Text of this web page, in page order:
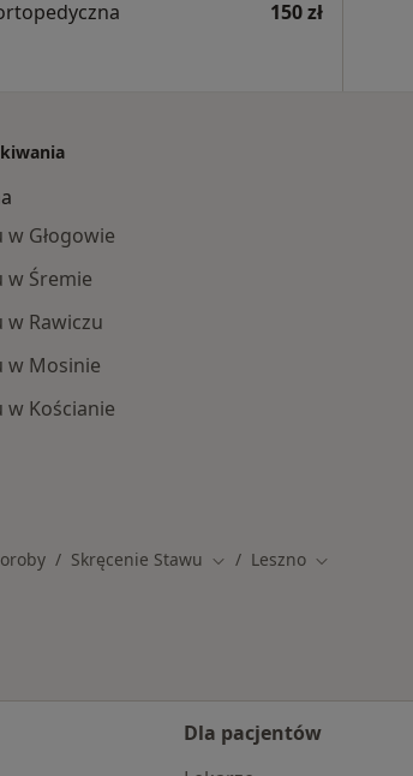
150 zł
Głogowie
w Śremie
w Rawiczu
w Mosinie
w Kościanie
Skręcenie Stawu Zmień miasto
Leszno Zmień miasto
Dla pacjentów